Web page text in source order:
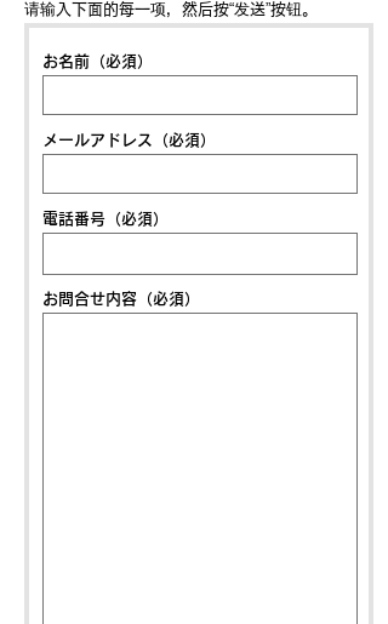
请输入下面的每一项，然后按“发送”按钮。
お名前（必須）
メールアドレス（必須）
電話番号（必須）
お問合せ内容（必須）